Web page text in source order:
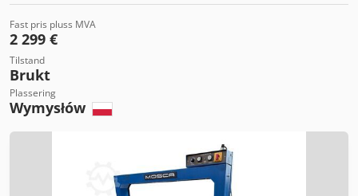
Fast pris pluss MVA
2 299 €
Tilstand
Brukt
Plassering
Wymysłów